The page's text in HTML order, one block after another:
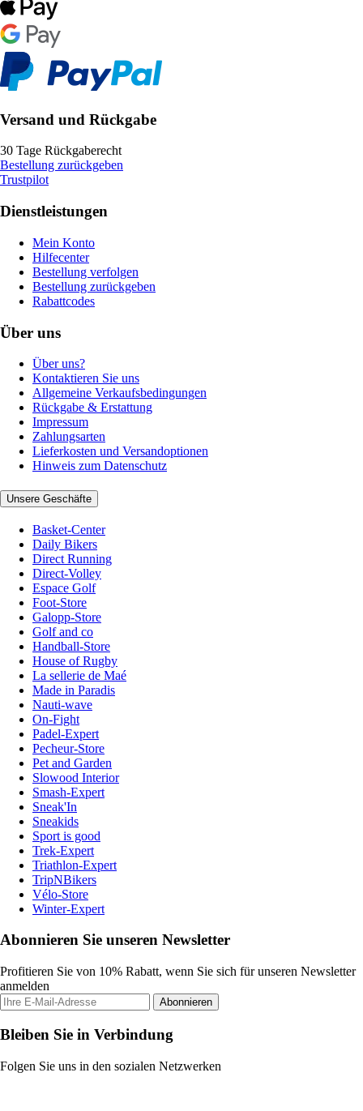
Versand und Rückgabe
30 Tage Rückgaberecht
Bestellung zurückgeben
Trustpilot
Dienstleistungen
Mein Konto
Hilfecenter
Bestellung verfolgen
Bestellung zurückgeben
Rabattcodes
Über uns
Über uns?
Kontaktieren Sie uns
Allgemeine Verkaufsbedingungen
Rückgabe & Erstattung
Impressum
Zahlungsarten
Lieferkosten und Versandoptionen
Hinweis zum Datenschutz
Unsere Geschäfte
Basket-Center
Daily Bikers
Direct Running
Direct-Volley
Espace Golf
Foot-Store
Galopp-Store
Golf and co
Handball-Store
House of Rugby
La sellerie de Maé
Made in Paradis
Nauti-wave
On-Fight
Padel-Expert
Pecheur-Store
Pet and Garden
Slowood Interior
Smash-Expert
Sneak'In
Sneakids
Sport is good
Trek-Expert
Triathlon-Expert
TripNBikers
Vélo-Store
Winter-Expert
Abonnieren Sie unseren Newsletter
Profitieren Sie von 10% Rabatt, wenn Sie sich für unseren Newsletter
anmelden
Abonnieren
Bleiben Sie in Verbindung
Folgen Sie uns in den sozialen Netzwerken